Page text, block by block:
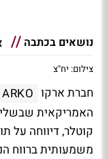
נושאים בכתבה
צילום: יח"צ
חברת ארקו ARKO
האמריקאית